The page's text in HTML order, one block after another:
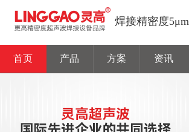
焊接精密度5μm
首页 产品 方案 资讯